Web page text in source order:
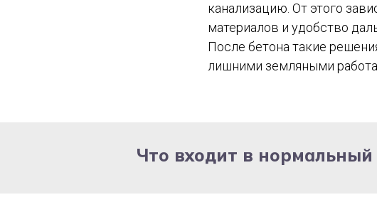
канализацию. От этого
материалов и удобство
После бетона такие
лишними земляными
Что входит в